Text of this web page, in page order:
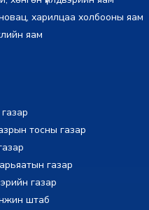
харилцаа холбооны яам
яам
тосны газар
газар
газар
штаб